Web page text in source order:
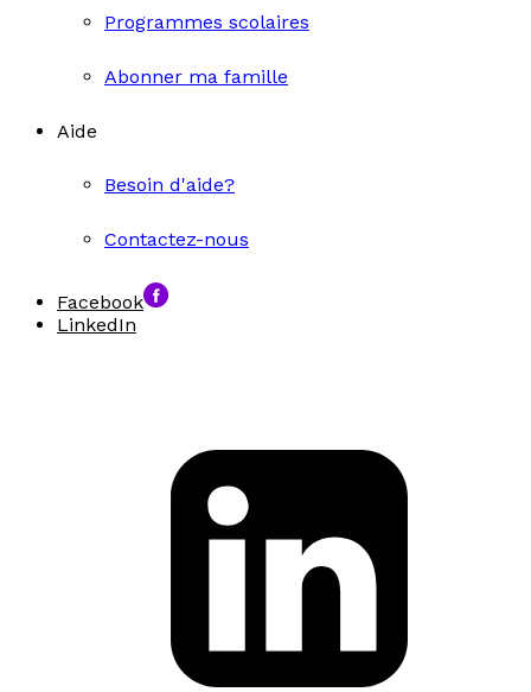
Programmes scolaires
Abonner ma famille
Aide
Besoin d'aide?
Contactez-nous
Facebook
LinkedIn